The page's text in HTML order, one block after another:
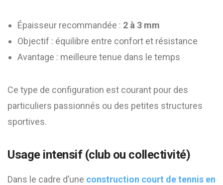
Épaisseur recommandée : 2 à 3 mm
Objectif : équilibre entre confort et résistance
Avantage : meilleure tenue dans le temps
Ce type de configuration est courant pour des
particuliers passionnés ou des petites structures
sportives.
Usage intensif (club ou collectivité)
Dans le cadre d’une construction court de tennis en